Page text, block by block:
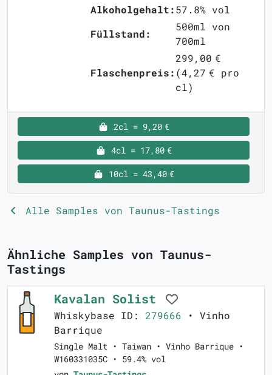
Alkoholgehalt:57.8% vol
Füllstand:
500ml von
700ml
Flaschenpreis:
299,00 €
(4,27 € pro
cl)
2cl = 9,20 €
4cl = 17,80 €
10cl = 43,40 €
Alle Samples von Taunus-Tastings
Ähnliche Samples von Taunus-
Tastings
Kavalan Solist
Whiskybase ID: 279666 • Vinho
Barrique
Single Malt • Taiwan • Vinho Barrique •
W160331035C • 59.4% vol